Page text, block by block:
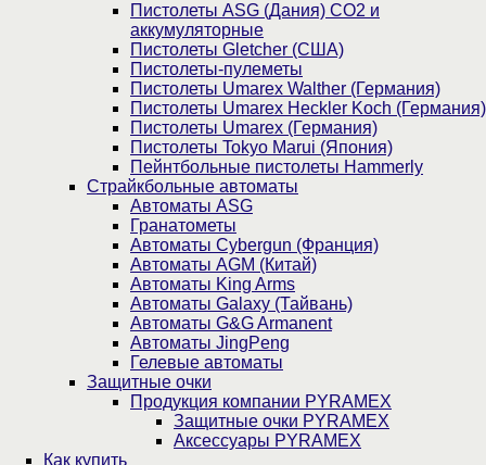
Пистолеты ASG (Дания) CO2 и
аккумуляторные
Пистолеты Gletcher (США)
Пистолеты-пулеметы
Пистолеты Umarex Walther (Германия)
Пистолеты Umarex Heckler Koch (Германия)
Пистолеты Umarex (Германия)
Пистолеты Tokyo Marui (Япония)
Пейнтбольные пистолеты Hammerly
Страйкбольные автоматы
Автоматы ASG
Гранатометы
Автоматы Cybergun (Франция)
Автоматы AGM (Китай)
Автоматы King Arms
Автоматы Galaxy (Тайвань)
Автоматы G&G Armanent
Автоматы JingPeng
Гелевые автоматы
Защитные очки
Продукция компании PYRAMEX
Защитные очки PYRAMEX
Аксессуары PYRAMEX
Как купить